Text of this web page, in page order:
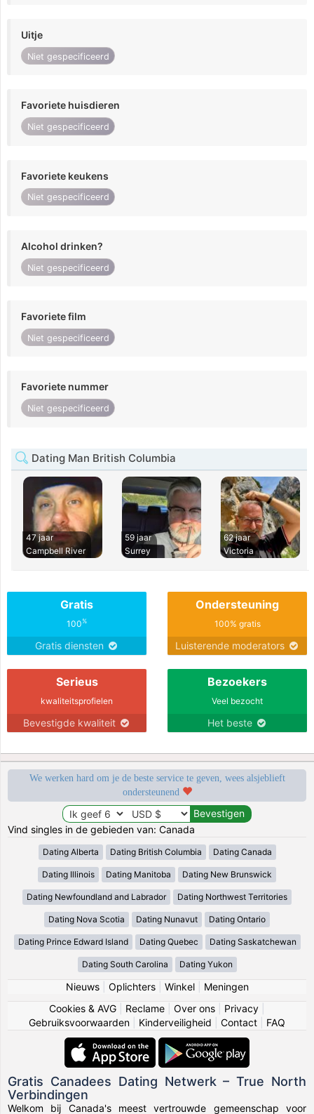
Uitje
Niet gespecificeerd
Favoriete huisdieren
Niet gespecificeerd
Favoriete keukens
Niet gespecificeerd
Alcohol drinken?
Niet gespecificeerd
Favoriete film
Niet gespecificeerd
Favoriete nummer
Niet gespecificeerd
Dating Man British Columbia
47 jaar
Campbell River
59 jaar
Surrey
62 jaar
Victoria
Gratis
100%
Gratis diensten
Ondersteuning
100% gratis
Luisterende moderators
Serieus
kwaliteitsprofielen
Bevestigde kwaliteit
Bezoekers
Veel bezocht
Het beste
We werken hard om je de beste service te geven, wees alsjeblieft
ondersteunend
Vind singles in de gebieden van: Canada
Dating Alberta Dating British Columbia Dating Canada
Dating Illinois Dating Manitoba Dating New Brunswick
Dating Newfoundland and Labrador Dating Northwest Territories
Dating Nova Scotia Dating Nunavut Dating Ontario
Dating Prince Edward Island Dating Quebec Dating Saskatchewan
Dating South Carolina Dating Yukon
Nieuws| Oplichters| Winkel| Meningen
Cookies & AVG
Reclame Over ons Privacy
Gebruiksvoorwaarden
Kinderveiligheid Contact FAQ
Gratis Canadees Dating Netwerk – True North
Verbindingen
Welkom bij Canada's meest vertrouwde gemeenschap voor